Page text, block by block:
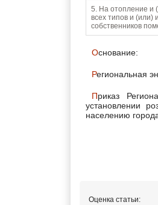
5. На отопление и
всех типов и (или)
собственников
Основание:
Региональная
Приказ Региональной энергетической комиссии Омской области от 07.05.2024 № 50/20 «Об
установлении
населению
Оценка статьи: